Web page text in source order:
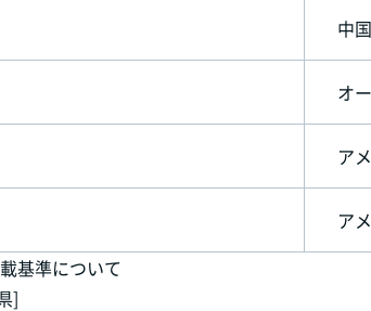
中国
オ
ア
ア
基準について
]